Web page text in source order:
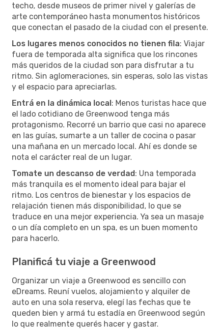
techo, desde museos de primer nivel y galerías de
arte contemporáneo hasta monumentos históricos
que conectan el pasado de la ciudad con el presente.
Los lugares menos conocidos no tienen fila: Viajar
fuera de temporada alta significa que los rincones
más queridos de la ciudad son para disfrutar a tu
ritmo. Sin aglomeraciones, sin esperas, solo las vistas
y el espacio para apreciarlas.
Entrá en la dinámica local: Menos turistas hace que
el lado cotidiano de Greenwood tenga más
protagonismo. Recorré un barrio que casi no aparece
en las guías, sumarte a un taller de cocina o pasar
una mañana en un mercado local. Ahí es donde se
nota el carácter real de un lugar.
Tomate un descanso de verdad: Una temporada
más tranquila es el momento ideal para bajar el
ritmo. Los centros de bienestar y los espacios de
relajación tienen más disponibilidad, lo que se
traduce en una mejor experiencia. Ya sea un masaje
o un día completo en un spa, es un buen momento
para hacerlo.
Planificá tu viaje a Greenwood
Organizar un viaje a Greenwood es sencillo con
eDreams. Reuní vuelos, alojamiento y alquiler de
auto en una sola reserva, elegí las fechas que te
queden bien y armá tu estadía en Greenwood según
lo que realmente querés hacer y gastar.